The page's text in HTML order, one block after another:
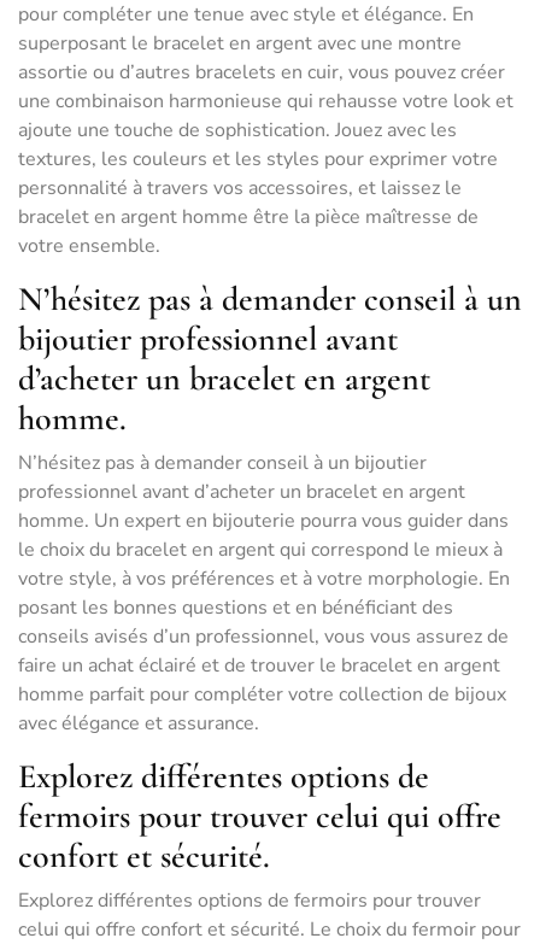
pour compléter une tenue avec style et élégance. En
superposant le bracelet en argent avec une montre
assortie ou d’autres bracelets en cuir, vous pouvez créer
une combinaison harmonieuse qui rehausse votre look et
ajoute une touche de sophistication. Jouez avec les
textures, les couleurs et les styles pour exprimer votre
personnalité à travers vos accessoires, et laissez le
bracelet en argent homme être la pièce maîtresse de
votre ensemble.
N’hésitez pas à demander conseil à un
bijoutier professionnel avant
d’acheter un bracelet en argent
homme.
N’hésitez pas à demander conseil à un bijoutier
professionnel avant d’acheter un bracelet en argent
homme. Un expert en bijouterie pourra vous guider dans
le choix du bracelet en argent qui correspond le mieux à
votre style, à vos préférences et à votre morphologie. En
posant les bonnes questions et en bénéficiant des
conseils avisés d’un professionnel, vous vous assurez de
faire un achat éclairé et de trouver le bracelet en argent
homme parfait pour compléter votre collection de bijoux
avec élégance et assurance.
Explorez différentes options de
fermoirs pour trouver celui qui offre
confort et sécurité.
Explorez différentes options de fermoirs pour trouver
celui qui offre confort et sécurité. Le choix du fermoir pour